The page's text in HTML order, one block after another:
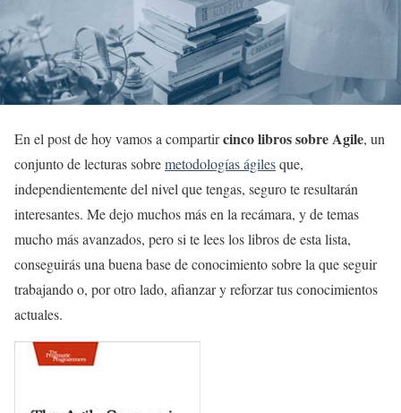
En el post de hoy vamos a compartircinco libros sobre Agile, un
conjunto de lecturas sobremetodologías ágilesque,
independientemente del nivel que tengas, seguro te resultarán
interesantes. Me dejo muchos más en la recámara, y de temas
mucho más avanzados, pero si te lees los libros de esta lista,
conseguirás una buena base de conocimiento sobre la que seguir
trabajando o, por otro lado, afianzar y reforzar tus conocimientos
actuales.